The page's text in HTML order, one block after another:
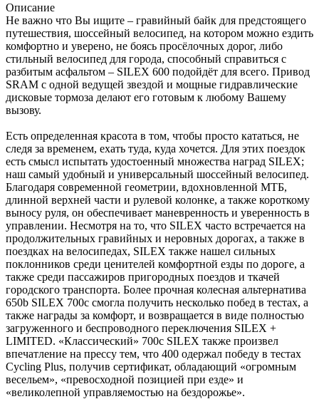
Описание
Не важно что Вы ищите – гравийный байк для предстоящего
путешествия, шоссейный велосипед, на котором можно ездить
комфортно и уверено, не боясь просёлочных дорог, либо
стильный велосипед для города, способный справиться с
разбитым асфальтом – SILEX 600 подойдёт для всего. Привод
SRAM с одной ведущей звездой и мощные гидравлические
дисковые тормоза делают его готовым к любому Вашему
вызову.
Есть определенная красота в том, чтобы просто кататься, не
следя за временем, ехать туда, куда хочется. Для этих поездок
есть смысл испытать удостоенный множества наград SILEX;
наш самый удобный и универсальный шоссейный велосипед.
Благодаря современной геометрии, вдохновленной МТБ,
длинной верхней части и рулевой колонке, а также короткому
выносу руля, он обеспечивает маневренность и уверенность в
управлении. Несмотря на то, что SILEX часто встречается на
продолжительных гравийных и неровных дорогах, а также в
поездках на велосипедах, SILEX также нашел сильных
поклонников среди ценителей комфортной езды по дороге, а
также среди пассажиров пригородных поездов и ткачей
городского транспорта. Более прочная колесная альтернатива
650b SILEX 700c смогла получить несколько побед в тестах, а
также награды за комфорт, и возвращается в виде полностью
загруженного и беспроводного переключения SILEX +
LIMITED. «Классический» 700c SILEX также произвел
впечатление на прессу тем, что 400 одержал победу в тестах
Cycling Plus, получив сертификат, обладающий «огромным
весельем», «превосходной позицией при езде» и
«великолепной управляемостью на бездорожье».